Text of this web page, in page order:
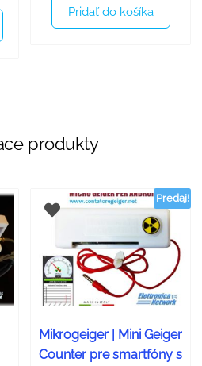
Pridať do košíka
produkty
Predaj!
Mikrogeiger | Mini Geiger
Counter pre smartfóny s